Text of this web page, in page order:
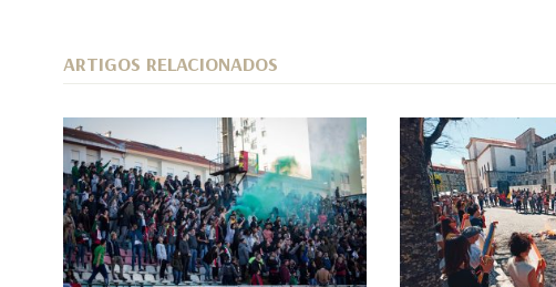
ARTIGOS RELACIONADOS